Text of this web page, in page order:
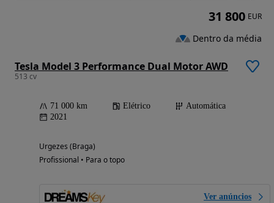
Tesla Model 3 Performance Dual Motor AWD
513 cv
71 000 km Elétrico
Automática
2021
Urgezes (Braga)
Profissional • Para o topo
Ver anúncios
31 800 EUR
Dentro da média